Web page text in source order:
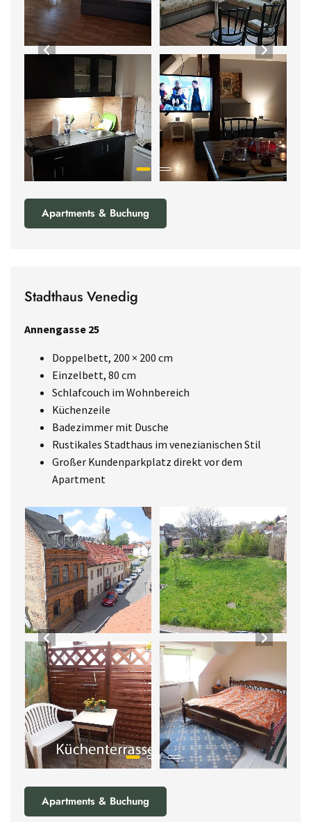
Apartments & Buchung
Stadthaus Venedig
Annengasse 25
Doppelbett, 200 × 200 cm
Einzelbett, 80 cm
Schlafcouch im Wohnbereich
Küchenzeile
Badezimmer mit Dusche
Rustikales Stadthaus im venezianischen Stil
Großer Kundenparkplatz direkt vor dem
Apartment
Apartments & Buchung